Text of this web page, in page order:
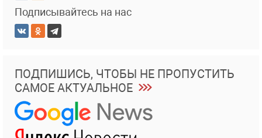
Подписывайтесь на нас
ПОДПИШИСЬ, ЧТОБЫ НЕ ПРОПУСТИТЬ
САМОЕ АКТУАЛЬНОЕ